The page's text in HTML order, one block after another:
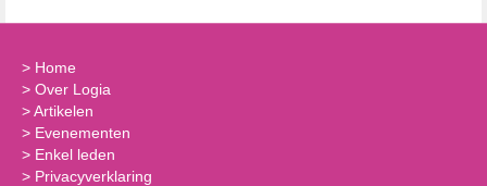
> Home
> Over Logia
>Artikelen
> Evenementen
> Enkel leden
> Privacyverklaring